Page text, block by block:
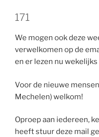
171
We mogen ook deze
verwelkomen op de
en er lezen nu wekelijks
Voor de nieuwe
Mechelen) welkom!
Oproep aan iedereen,
heeft stuur deze mail